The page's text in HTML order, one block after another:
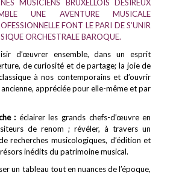
MUSICIENS BRUXELLOIS DÉSIREUX
UNE AVENTURE MUSICALE
FONT LE PARI DE S’UNIR
ORCHESTRALE BAROQUE.
d’œuvrer ensemble, dans un esprit
de curiosité et de partage; la joie de
à nos contemporains et d’ouvrir
ancienne, appréciée pour elle-même et par
: éclairer les grands chefs-d’œuvre en
de renom ; révéler, à travers un
recherches musicologiques, d’édition et
inédits du patrimoine musical.
un tableau tout en nuances de l’époque,